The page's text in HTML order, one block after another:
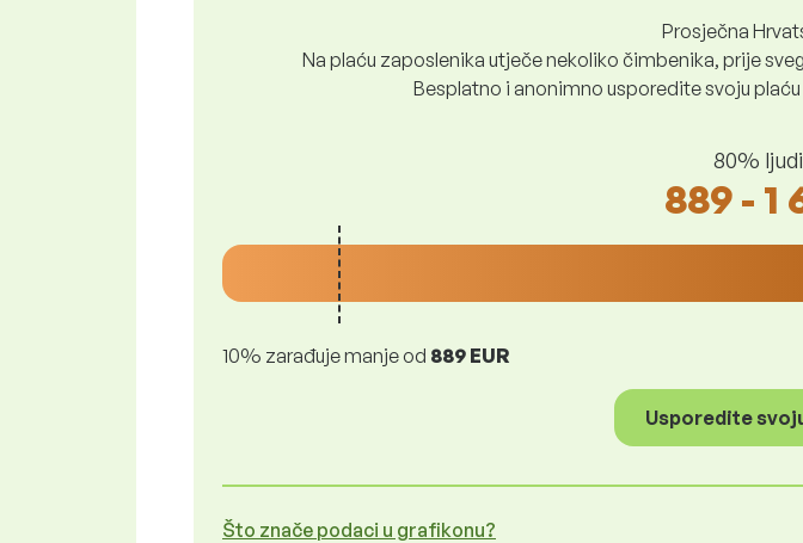
Prosječna
Na plaću zaposlenika utječe nekoliko čimbenika, prije
Besplatno i anonimno usporedite svoju
80%
889 - 1
10% zarađuje manje od 889 EUR
Usporedite
Što znače podaci u grafikonu?